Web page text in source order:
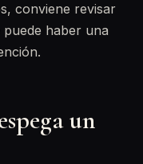
conviene revisar
haber una
un